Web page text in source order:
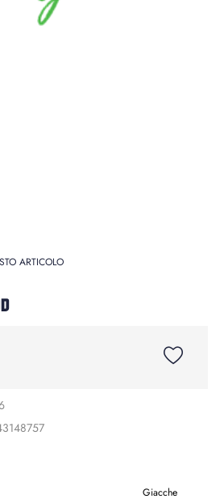
ARTICOLO
Giacche